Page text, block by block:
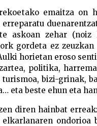
emaitza on
askoan zehar (noiz
gordeta ez
horietan eroso
politika,
bizi-grinak,
eta beste ehun eta
diren hainbat
ondorioa